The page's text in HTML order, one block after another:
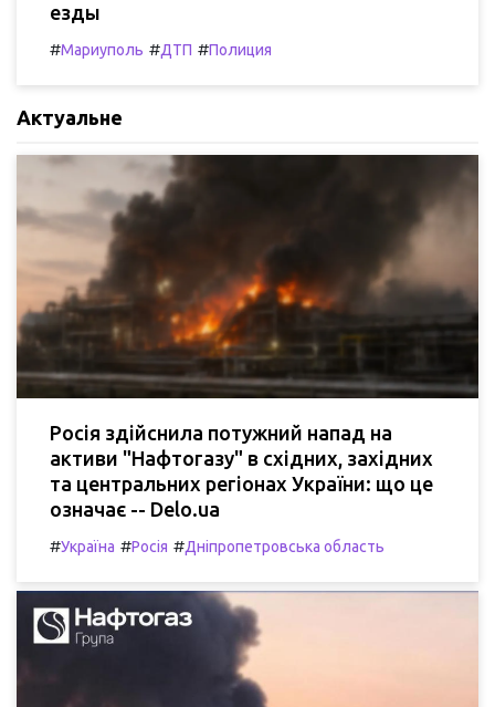
езды
#Мариуполь #ДТП #Полиция
Актуальне
Росія здійснила потужний напад на
активи "Нафтогазу" в східних, західних
та центральних регіонах України: що це
означає -- Delo.ua
#Україна #Росія #Дніпропетровська область